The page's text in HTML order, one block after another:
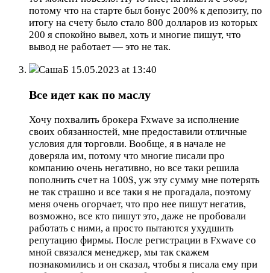
потому что на старте был бонус 200% к депозиту, по
итогу на счету было стало 800 долларов из которых
200 я спокойно вывел, хоть и многие пишут, что
вывод не работает — это не так.
СашаБ 15.05.2023 at 13:40
Все идет как по маслу
Хочу похвалить брокера Fxwave за исполнение
своих обязанностей, мне предоставили отличные
условия для торговли. Вообще, я в начале не
доверяла им, потому что многие писали про
компанию очень негативно, но все таки решила
пополнить счет на 100$, уж эту сумму мне потерять
не так страшно и все таки я не прогадала, поэтому
меня очень огорчает, что про нее пишут негатив,
возможно, все кто пишут это, даже не пробовали
работать с ними, а просто пытаются ухудшить
репутацию фирмы. После регистрации в Fxwave со
мной связался менеджер, мы так скажем
познакомились и он сказал, чтобы я писала ему при